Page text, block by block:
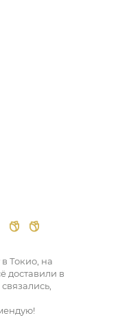
Токио, на
доставили в